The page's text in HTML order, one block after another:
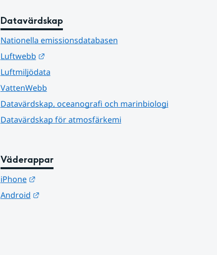
Datavärdskap
Nationella emissionsdatabasen
Luftwebb
Länk till annan webbplats.
Luftmiljödata
VattenWebb
Datavärdskap, oceanografi och marinbiologi
Datavärdskap för atmosfärkemi
Väderappar
iPhone
Länk till annan webbplats.
Android
Länk till annan webbplats.